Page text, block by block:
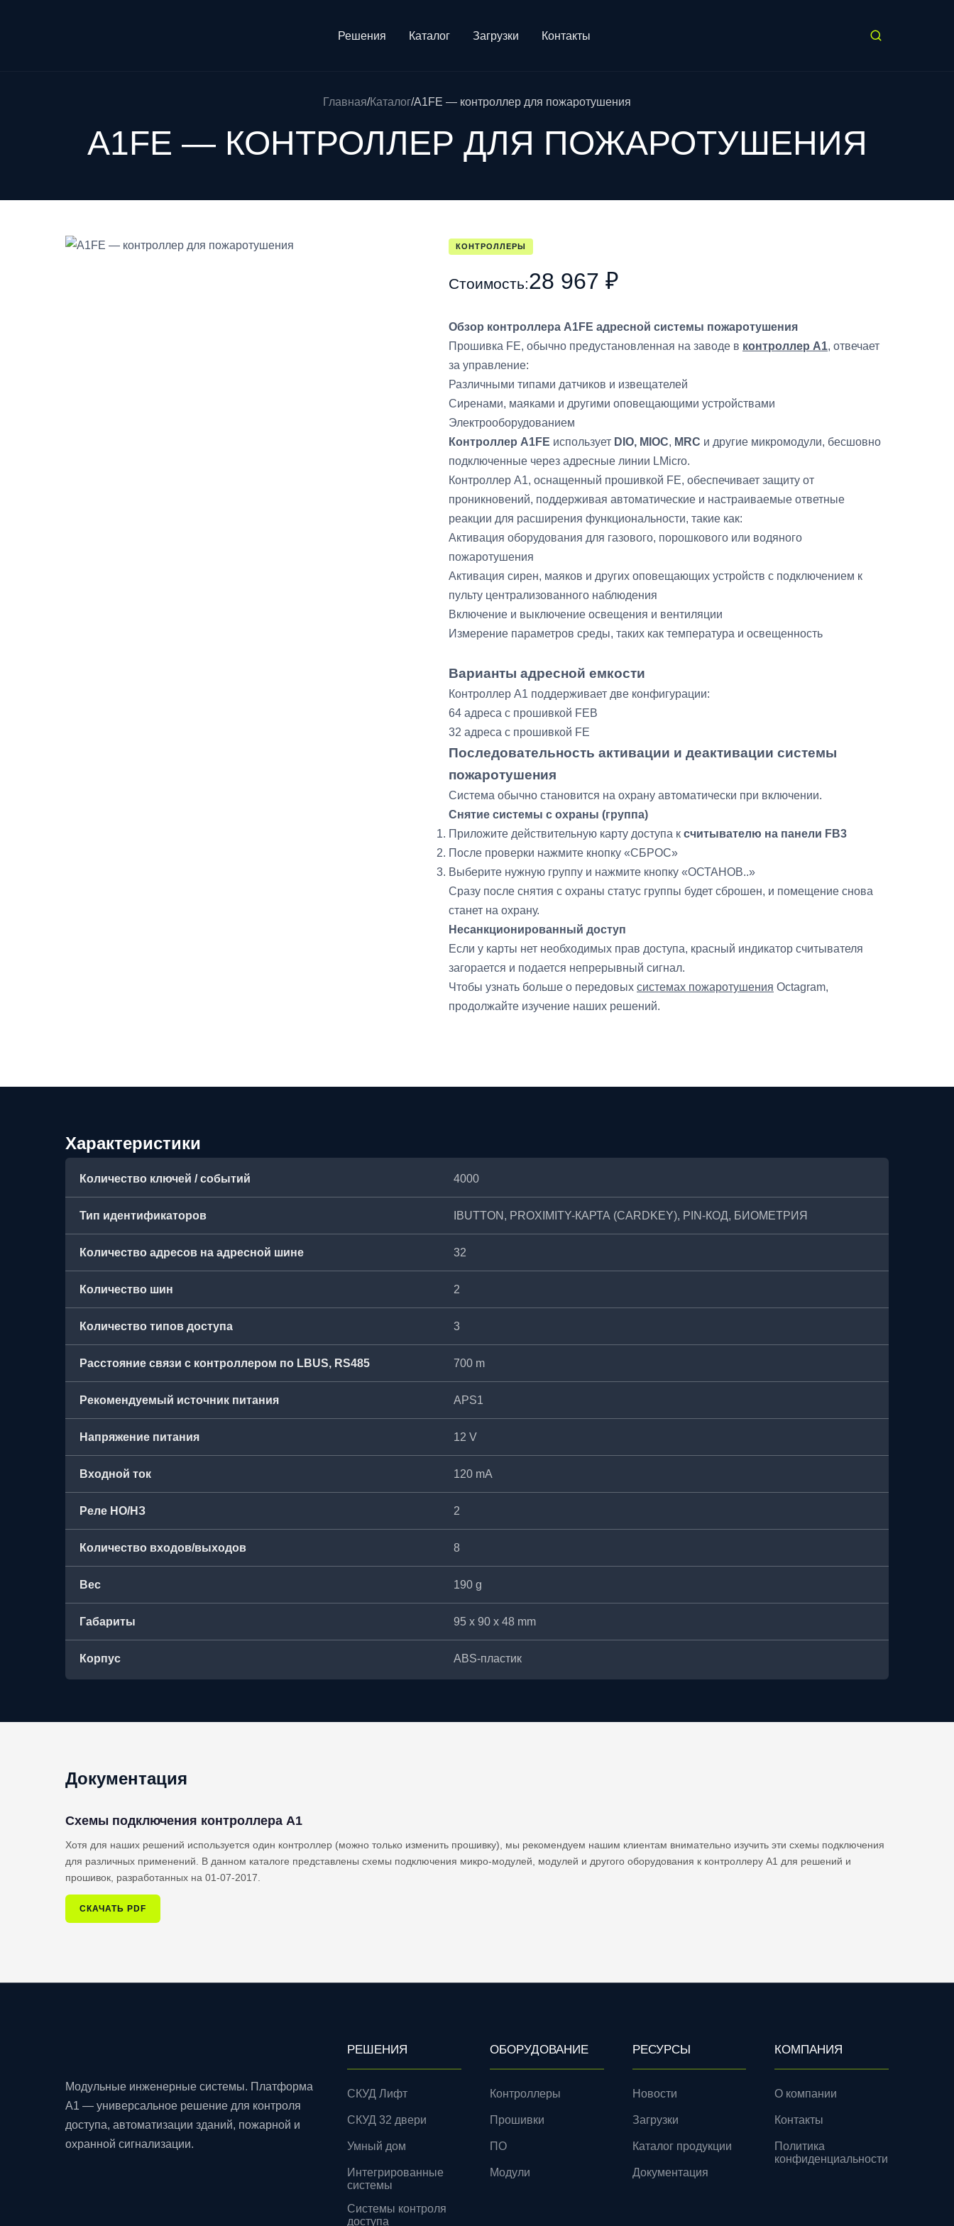
Решения Каталог Загрузки Контакты
Главная/Каталог/A1FE — контроллер для пожаротушения
A1FE — КОНТРОЛЛЕР ДЛЯ ПОЖАРОТУШЕНИЯ
КОНТРОЛЛЕРЫ
Стоимость:28 967 ₽
Обзор контроллера A1FE адресной системы пожаротушения
Прошивка FE, обычно предустановленная на заводе в контроллер A1, отвечает
за управление:
Различными типами датчиков и извещателей
Сиренами, маяками и другими оповещающими устройствами
Электрооборудованием
Контроллер A1FE использует DIO, MIOC, MRC и другие микромодули, бесшовно
подключенные через адресные линии LMicro.
Контроллер A1, оснащенный прошивкой FE, обеспечивает защиту от
проникновений, поддерживая автоматические и настраиваемые ответные
реакции для расширения функциональности, такие как:
Активация оборудования для газового, порошкового или водяного
пожаротушения
Активация сирен, маяков и других оповещающих устройств с подключением к
пульту централизованного наблюдения
Включение и выключение освещения и вентиляции
Измерение параметров среды, таких как температура и освещенность
Варианты адресной емкости
Контроллер A1 поддерживает две конфигурации:
64 адреса с прошивкой FEB
32 адреса с прошивкой FE
Последовательность активации и деактивации системы
пожаротушения
Система обычно становится на охрану автоматически при включении.
Снятие системы с охраны (группа)
Приложите действительную карту доступа к считывателю на панели FB3
После проверки нажмите кнопку «СБРОС»
Выберите нужную группу и нажмите кнопку «ОСТАНОВ..»
Сразу после снятия с охраны статус группы будет сброшен, и помещение снова
станет на охрану.
Несанкционированный доступ
Если у карты нет необходимых прав доступа, красный индикатор считывателя
загорается и подается непрерывный сигнал.
Чтобы узнать больше о передовых системах пожаротушения Octagram,
продолжайте изучение наших решений.
Характеристики
Количество ключей / событий 4000
Тип идентификаторов IBUTTON, PROXIMITY-КАРТА (CARDKEY), PIN-КОД, БИОМЕТРИЯ
Количество адресов на адресной шине 32
Количество шин 2
Количество типов доступа 3
Расстояние связи с контроллером по LBUS, RS485 700 m
Рекомендуемый источник питания APS1
Напряжение питания 12 V
Входной ток 120 mA
Реле НО/НЗ 2
Количество входов/выходов 8
Вес 190 g
Габариты 95 х 90 х 48 mm
Корпус ABS-пластик
Документация
Схемы подключения контроллера A1
Хотя для наших решений используется один контроллер (можно только изменить прошивку), мы рекомендуем нашим клиентам внимательно изучить эти схемы подключения
для различных применений. В данном каталоге представлены схемы подключения микро-модулей, модулей и другого оборудования к контроллеру A1 для решений и
прошивок, разработанных на 01-07-2017.
СКАЧАТЬ PDF
Модульные инженерные системы. Платформа
A1 — универсальное решение для контроля
доступа, автоматизации зданий, пожарной и
охранной сигнализации.
РЕШЕНИЯ
СКУД Лифт
СКУД 32 двери
Умный дом
Интегрированные
системы
Системы контроля
доступа
ОБОРУДОВАНИЕ
Контроллеры
Прошивки
ПО
Модули
РЕСУРСЫ
Новости
Загрузки
Каталог продукции
Документация
КОМПАНИЯ
О компании
Контакты
Политика
конфиденциальности